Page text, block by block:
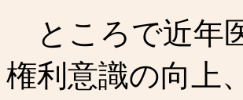
ところで近年
権利意識の向上